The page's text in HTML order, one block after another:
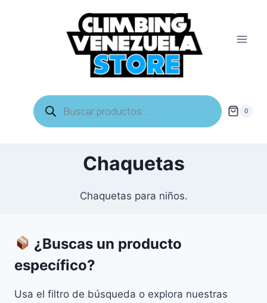
Búsqueda
de
productos
0
Chaquetas
Chaquetas para niños.
¿Buscas un producto
específico?
Usa el filtro de búsqueda o explora nuestras